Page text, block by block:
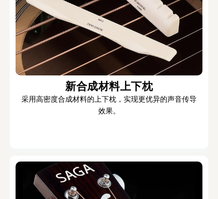
新合成材料上下枕
采用高密度合成材料的上下枕，实现更优异的声音传导
效果。